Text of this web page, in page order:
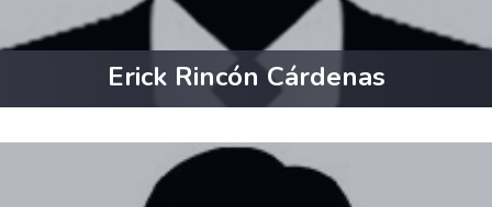
Erick Rincón Cárdenas